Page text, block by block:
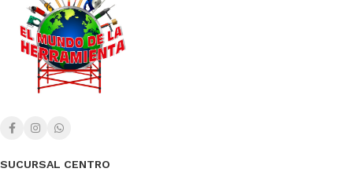
SUCURSAL CENTRO